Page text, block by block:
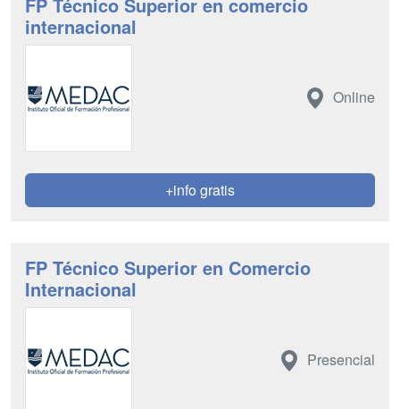
internacional
Online
+info gratis
FP Técnico Superior en Comercio
Internacional
Presencial